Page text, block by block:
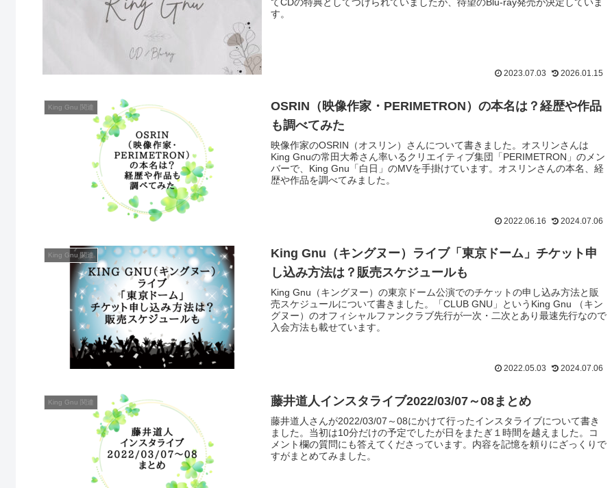
てCDの特典としてつけられていましたが、待望のBlu-ray発売が決定していま
す。
2023.07.03 2026.01.15
King Gnu 関連
OSRIN（映像作家・PERIMETRON）の本名は？経歴や作品
も調べてみた
映像作家のOSRIN（オスリン）さんについて書きました。オスリンさんは
King Gnuの常田大希さん率いるクリエイティブ集団「PERIMETRON」のメン
バーで、King Gnu「白日」のMVを手掛けています。オスリンさんの本名、経
歴や作品を調べてみました。
2022.06.16 2024.07.06
King Gnu 関連
King Gnu（キングヌー）ライブ「東京ドーム」チケット申
し込み方法は？販売スケジュールも
King Gnu（キングヌー）の東京ドーム公演でのチケットの申し込み方法と販
売スケジュールについて書きました。「CLUB GNU」というKing Gnu （キン
グヌー）のオフィシャルファンクラブ先行が一次・二次とあり最速先行なので
入会方法も載せています。
2022.05.03 2024.07.06
King Gnu 関連 藤井道人インスタライブ2022/03/07～08まとめ
藤井道人さんが2022/03/07～08にかけて行ったインスタライブについて書き
ました。当初は10分だけの予定でしたが日をまたぎ１時間を越えました。コ
メント欄の質問にも答えてくださっています。内容を記憶を頼りにざっくりで
すがまとめてみました。